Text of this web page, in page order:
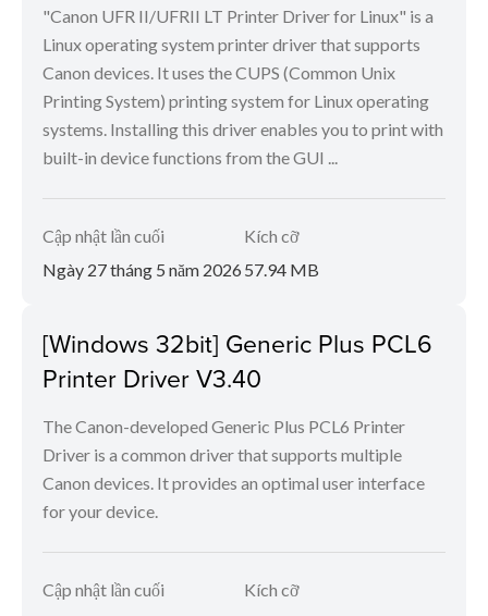
"Canon UFR II/UFRII LT Printer Driver for Linux" is a
Linux operating system printer driver that supports
Canon devices. It uses the CUPS (Common Unix
Printing System) printing system for Linux operating
systems. Installing this driver enables you to print with
built-in device functions from the GUI ...
Cập nhật lần cuối
Ngày 27 tháng 5 năm 2026
Kích cỡ
57.94 MB
[Windows 32bit] Generic Plus PCL6
Printer Driver V3.40
The Canon-developed Generic Plus PCL6 Printer
Driver is a common driver that supports multiple
Canon devices. It provides an optimal user interface
for your device.
Cập nhật lần cuối
Kích cỡ